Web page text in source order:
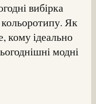
вибірка
Як
кому ідеально
модні